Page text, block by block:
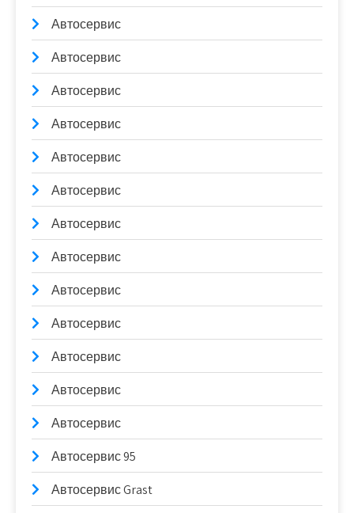
Автосервис
Автосервис
Автосервис
Автосервис
Автосервис
Автосервис
Автосервис
Автосервис
Автосервис
Автосервис
Автосервис
Автосервис
Автосервис
Автосервис 95
Автосервис Grast